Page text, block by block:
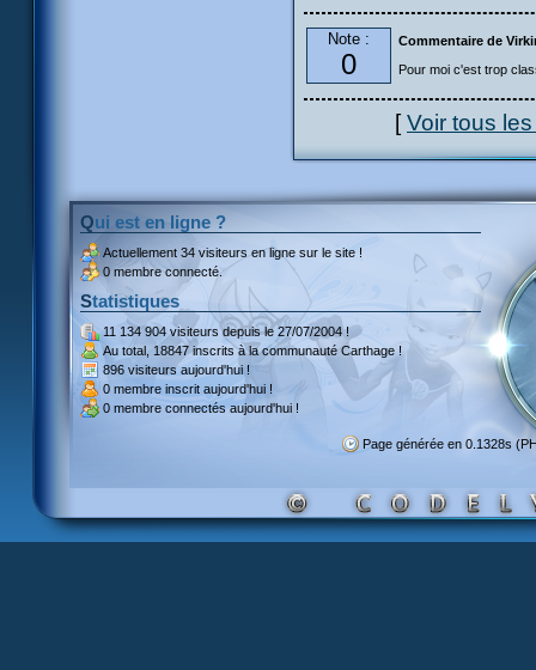
Note :
0
Commentaire de
Pour moi c'est trop
[Voir tous
Qui est en ligne ?
Actuellement 34 visiteurs en ligne sur le site !
0 membre connecté.
Statistiques
11 134 904 visiteursdepuis le 27/07/2004 !
Au total, 18847 inscritsà la communauté Carthage !
896 visiteurs aujourd'hui !
0 membre inscrit aujourd'hui !
0 membre connectés aujourd'hui !
Page générée en 0.1328s